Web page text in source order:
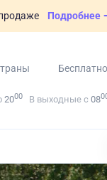
Подробнее
2000 В выходные с 08